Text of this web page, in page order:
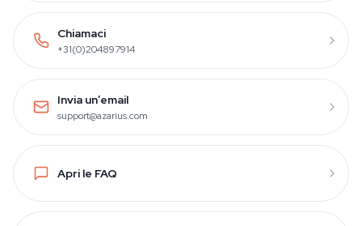
Chiamaci
+31(0)204897914
Invia un’email
support@azarius.com
Apri le FAQ